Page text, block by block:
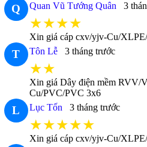
Q Quan Vũ Tướng Quân 3
★★★★
Xin giá cáp cxv/yjv-Cu/
T Tôn Lễ 3 tháng trước
★★
Xin giá Dây điện mềm RVV/
Cu/PVC/PVC 3x6
L Lục Tốn 3 tháng trước
★★★★★
Xin giá cáp cxv/yjv-Cu/